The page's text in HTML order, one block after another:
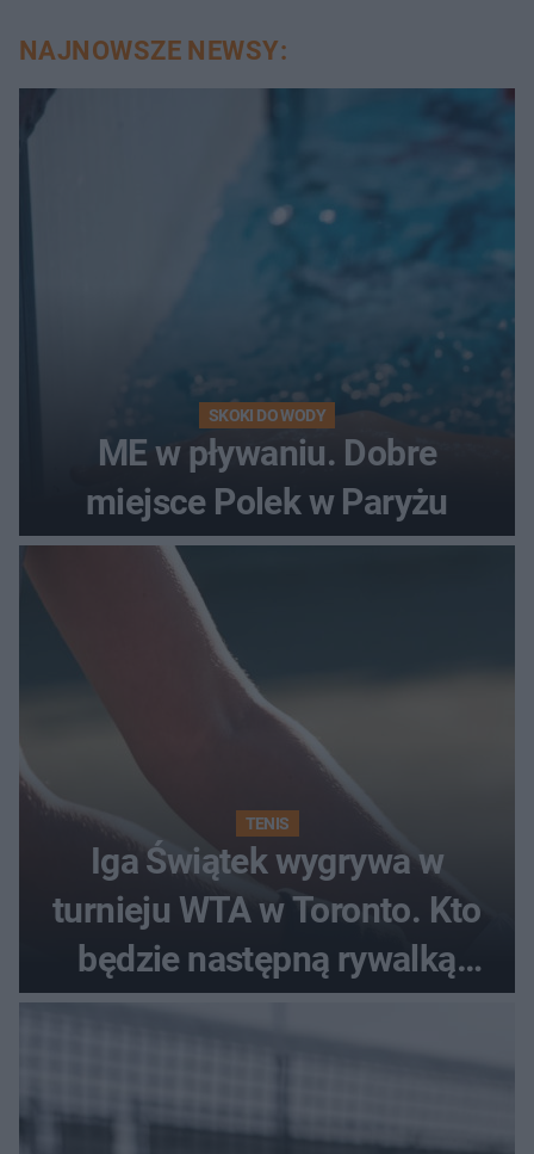
NAJNOWSZE NEWSY:
SKOKI DO WODY
ME w pływaniu. Dobre
miejsce Polek w Paryżu
TENIS
Iga Świątek wygrywa w
turnieju WTA w Toronto. Kto
będzie następną rywalką
Polki?